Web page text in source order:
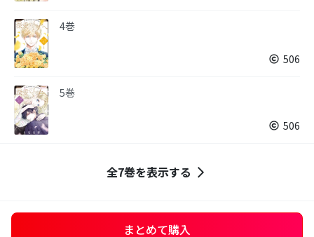
4巻
506
5巻
506
全7巻を表示する
まとめて購入